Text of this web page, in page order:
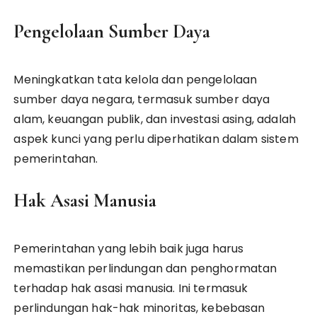
Pengelolaan Sumber Daya
Meningkatkan tata kelola dan pengelolaan
sumber daya negara, termasuk sumber daya
alam, keuangan publik, dan investasi asing, adalah
aspek kunci yang perlu diperhatikan dalam sistem
pemerintahan.
Hak Asasi Manusia
Pemerintahan yang lebih baik juga harus
memastikan perlindungan dan penghormatan
terhadap hak asasi manusia. Ini termasuk
perlindungan hak-hak minoritas, kebebasan